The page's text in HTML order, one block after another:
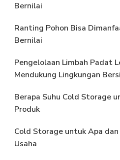
Bernilai
Ranting Pohon Bisa
Bernilai
Pengelolaan Limbah Padat
Mendukung Lingkungan
Berapa Suhu Cold Storage
Produk
Cold Storage untuk Apa
Usaha